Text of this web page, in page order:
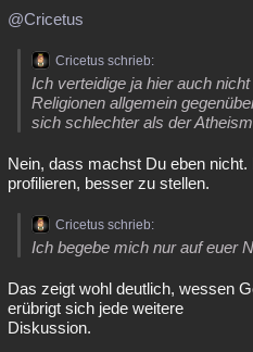
@Cricetus
Cricetus schrieb:
Ich verteidige ja hier auch
Religionen allgemein
sich schlechter als der
Nein, dass machst Du eben
profilieren, besser zu stellen.
Cricetus schrieb:
Ich begebe mich nur auf euer
Das zeigt wohl deutlich, wessen
erübrigt sich jede weitere
Diskussion.